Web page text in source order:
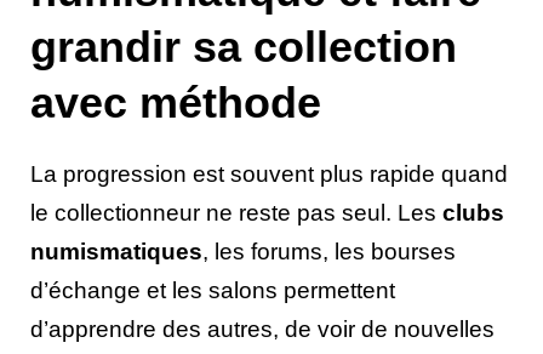
grandir sa collection
avec méthode
La progression est souvent plus rapide quand
le collectionneur ne reste pas seul. Les clubs
numismatiques, les forums, les bourses
d’échange et les salons permettent
d’apprendre des autres, de voir de nouvelles